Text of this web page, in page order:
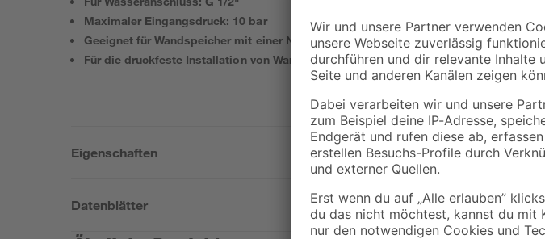
Maximaler Eingangsdruck: 10 bar
Geeignet für Wandspeicher mit einer Nennleistung von 4 kW
Für die druckfeste Installation von Warmwasserspeichern
Eigenschaften
Datenblätter